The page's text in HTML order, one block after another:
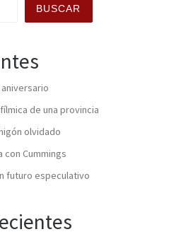
BUSCAR
de una provincia
olvidado
con Cummings
futuro especulativo